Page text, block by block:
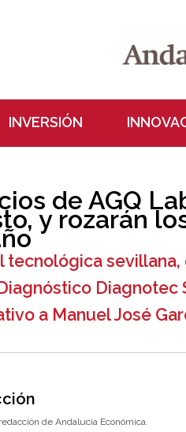
INVERSIÓN
de AGQ
y rozarán
tecnológica
Diagnotec
a Manuel José
de Andalucía Económica.